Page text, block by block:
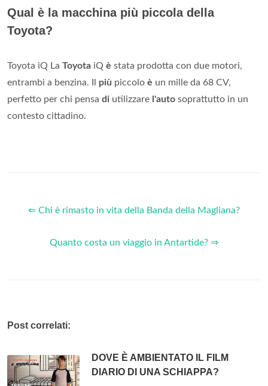
Qual è la macchina più piccola della
Toyota?
Toyota iQ La Toyota iQ è stata prodotta con due motori,
entrambi a benzina. Il più piccolo è un mille da 68 CV,
perfetto per chi pensa di utilizzare l'auto soprattutto in un
contesto cittadino.
⇐ Chi è rimasto in vita della Banda della Magliana?
Quanto costa un viaggio in Antartide? ⇒
Post correlati:
DOVE È AMBIENTATO IL FILM
DIARIO DI UNA SCHIAPPA?